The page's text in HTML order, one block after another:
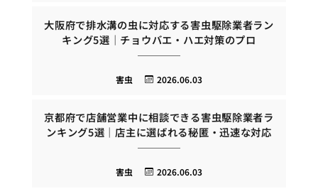
大阪府で排水溝の虫に対応する害虫駆除業者ラン
キング5選｜チョウバエ・ハエ対策のプロ
2026.06.03
害虫
京都府で店舗営業中に相談できる害虫駆除業者ラ
ンキング5選｜店主に選ばれる秘匿・迅速な対応
2026.06.03
害虫